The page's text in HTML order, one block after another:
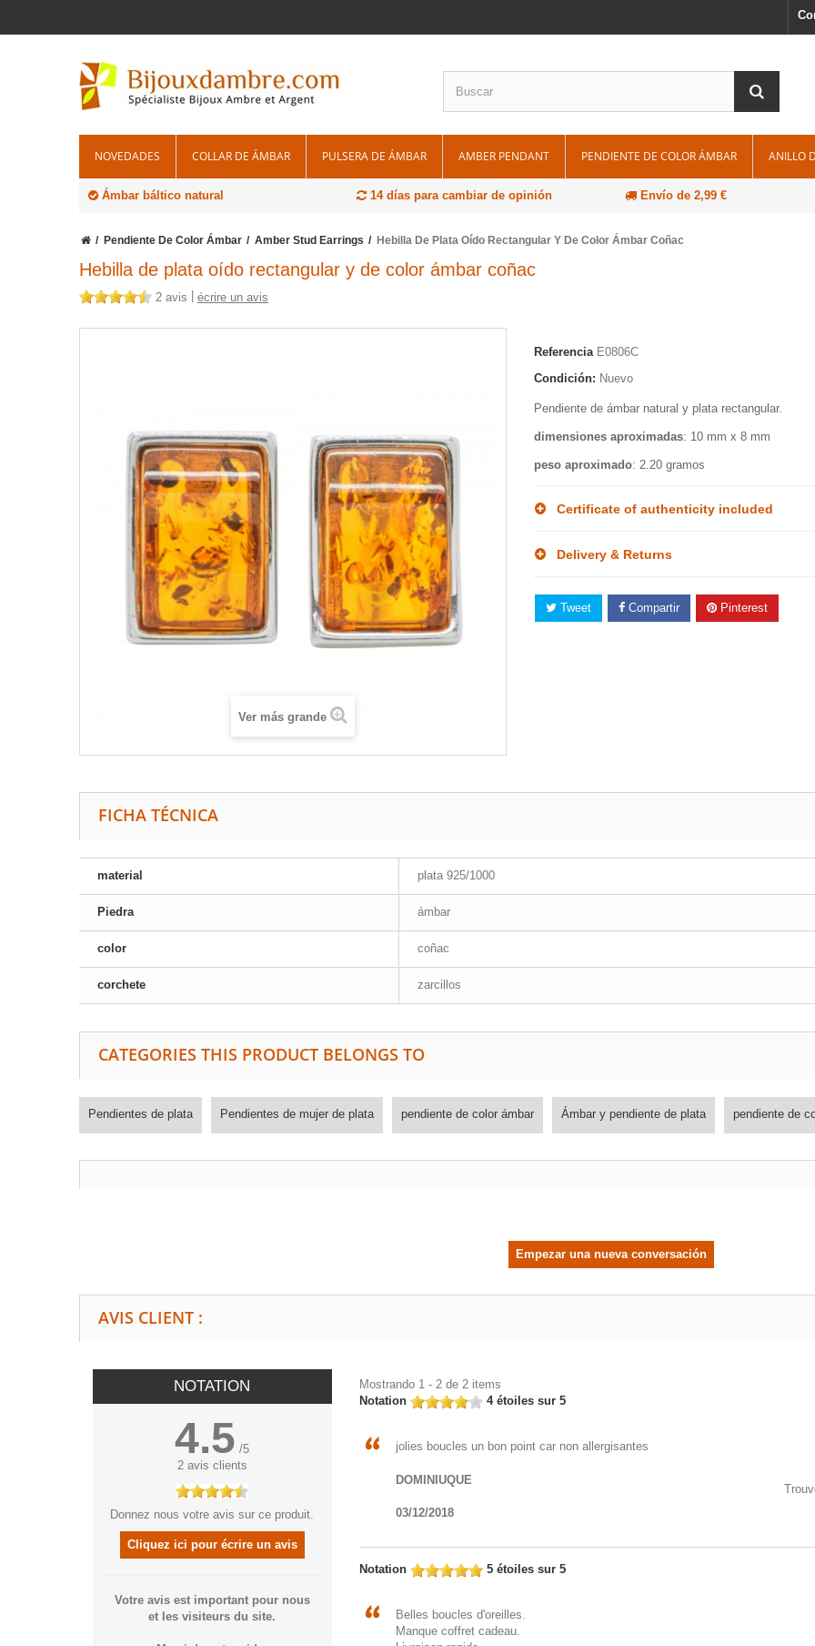
NOVEDADES COLLAR DE ÁMBAR PULSERA DE ÁMBAR AMBER PENDANT PENDIENTE DE COLOR ÁMBAR ANILLO
Ámbar báltico natural 14 días para cambiar de opinión Envío de 2,99 €
Pendiente De Color Ámbar Amber Stud Earrings Hebilla De Plata Oído Rectangular Y De Color Ámbar Coñac
Hebilla de plata oído rectangular y de color ámbar coñac
2 avis écrire un avis
Ver más grande
Referencia E0806C
Condición: Nuevo
Pendiente de ámbar natural y plata rectangular.
dimensiones aproximadas: 10 mm x 8 mm
peso aproximado: 2.20 gramos
Certificate of authenticity included
Delivery & Returns
Tweet Compartir Pinterest
FICHA TÉCNICA
material plata 925/1000
Piedra ámbar
color coñac
corchete zarcillos
CATEGORIES THIS PRODUCT BELONGS TO
Pendientes de plata Pendientes de mujer de plata pendiente de color ámbar Ámbar y pendiente de plata pendiente de
Empezar una nueva conversación
AVIS CLIENT :
NOTATION
4.5 /5
2avis clients
Donnez nous votre avis sur ce produit.
Cliquez ici pour écrire un avis
Votre avis est important pour nous
et les visiteurs du site.
Mostrando 1 - 2 de 2 items
Notation 4 étoiles sur 5
jolies boucles un bon point car non allergisantes
DOMINIUQUE
03/12/2018
Notation 5 étoiles sur 5
Belles boucles d'oreilles.
Manque coffret cadeau.